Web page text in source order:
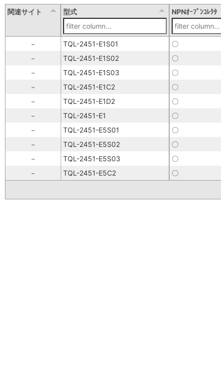
関連サイト 型式 NPNｵｰﾌﾟﾝｺﾚｸﾀ
－ TQL-2451-E1S01
〇
－
TQL-2451-E1S02
〇
－
TQL-2451-E1S03
〇
－
TQL-2451-E1C2
〇
－
TQL-2451-E1D2
〇
－
TQL-2451-E1
〇
－
TQL-2451-E5S01
〇
－
TQL-2451-E5S02
〇
－
TQL-2451-E5S03
〇
－
TQL-2451-E5C2 〇